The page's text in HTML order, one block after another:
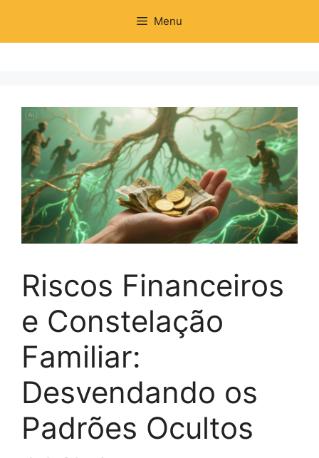
o
Menu
Riscos Financeiros
e Constelação
Familiar:
Desvendando os
Padrões Ocultos